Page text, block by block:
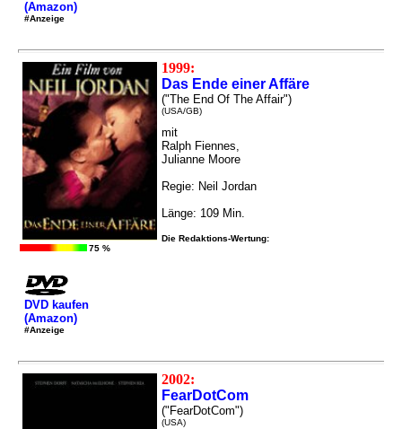
(Amazon)
#Anzeige
1999:
Das Ende einer Affäre
("The End Of The Affair")
(USA/GB)
mit
Ralph Fiennes,
Julianne Moore
Regie: Neil Jordan
Länge: 109 Min.
Die Redaktions-Wertung:
75 %
DVD kaufen
(Amazon)
#Anzeige
2002:
FearDotCom
("FearDotCom")
(USA)